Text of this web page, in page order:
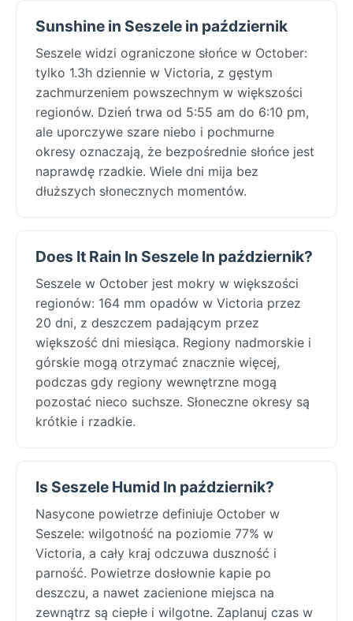
Sunshine in Seszele in październik
Seszele widzi ograniczone słońce w October:
tylko 1.3h dziennie w Victoria, z gęstym
zachmurzeniem powszechnym w większości
regionów. Dzień trwa od 5:55 am do 6:10 pm,
ale uporczywe szare niebo i pochmurne
okresy oznaczają, że bezpośrednie słońce jest
naprawdę rzadkie. Wiele dni mija bez
dłuższych słonecznych momentów.
Does It Rain In Seszele In październik?
Seszele w October jest mokry w większości
regionów: 164 mm opadów w Victoria przez
20 dni, z deszczem padającym przez
większość dni miesiąca. Regiony nadmorskie i
górskie mogą otrzymać znacznie więcej,
podczas gdy regiony wewnętrzne mogą
pozostać nieco suchsze. Słoneczne okresy są
krótkie i rzadkie.
Is Seszele Humid In październik?
Nasycone powietrze definiuje October w
Seszele: wilgotność na poziomie 77% w
Victoria, a cały kraj odczuwa duszność i
parność. Powietrze dosłownie kapie po
deszczu, a nawet zacienione miejsca na
zewnątrz są ciepłe i wilgotne. Zaplanuj czas w